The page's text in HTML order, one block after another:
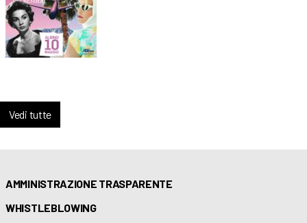
Vedi tutte
AMMINISTRAZIONE TRASPARENTE
WHISTLEBLOWING